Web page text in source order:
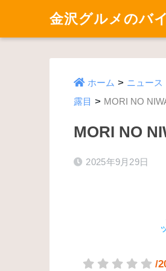
金沢グルメのバ
ホーム > ニュース
露目 > MORI NO
MORI NO
2025年9月29日
/